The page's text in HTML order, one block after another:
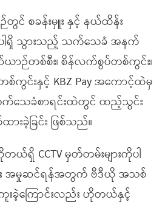
င် စခန်းမှူး နှင့် နယ်ထိန်း
ါရှိ သွားသည့် သက်သေခံ အနက်
ယာဉ်တစ်စီး၊ စိန်လက်စွပ်တစ်ကွင်း၊
ကွင်းနှင့် KBZ Pay အကောင့်ထဲမှ
က်သေခံစာရင်းထဲတွင် ထည့်သွင်း
ားခဲ့ခြင်း ဖြစ်သည်။
ရှိ CCTV မှတ်တမ်းများကိုပါ
း အမှုဆင်ရန်အတွက် ဗီဒီယို အသစ်
ခဲ့ကြောင်းလည်း ဟိုတယ်နှင့်